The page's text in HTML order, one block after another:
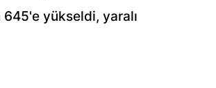
yükseldi, yaralı